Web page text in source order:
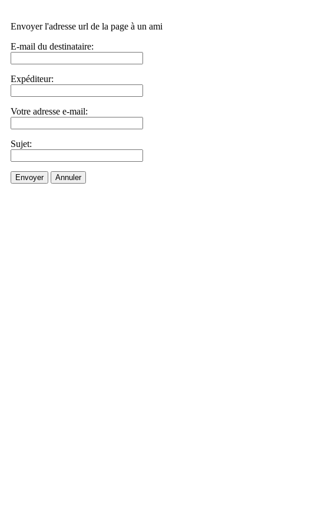
Envoyer l'adresse url de la page à un ami
E-mail du destinataire:
Expéditeur:
Votre adresse e-mail:
Sujet:
Envoyer Annuler